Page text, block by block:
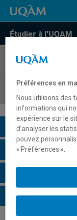
Étudier à l'UQAM
COURS//
organisation
Description du
Horaire - Été 2026
Horaire -
Horaire - Hiver
Préférences en
Nous utilisons des
informations qui
expérience sur le
d’analyser les
pouvez
« Préférences ».